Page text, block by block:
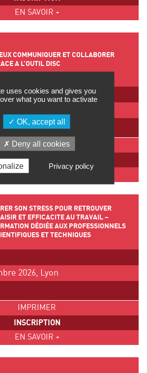
EN SAVOIR +
COMMUNIQUER ET COLLABORER
A L’OUTIL DISC
Lyon
IMPRIMER
INSCRIPTION
EN SAVOIR +
SON STRESS POUR RETROUVER
ET EFFICACITE AU TRAVAIL –
DÉDIÉE AUX PROFESSIONNELS
ET TECHNIQUES
2026, Lyon
IMPRIMER
INSCRIPTION
EN SAVOIR +
uses cookies and gives you
what you want to activate
OK, accept all
Deny all cookies
Privacy policy